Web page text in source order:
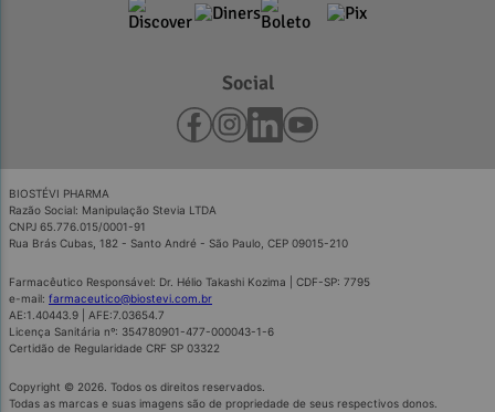
Social
BIOSTÉVI PHARMA
Razão Social: Manipulação Stevia LTDA
CNPJ 65.776.015/0001-91
Rua Brás Cubas, 182 - Santo André - São Paulo, CEP 09015-210
Farmacêutico Responsável: Dr. Hélio Takashi Kozima | CDF-SP: 7795
e-mail: farmaceutico@biostevi.com.br
AE:1.40443.9 | AFE:7.03654.7
Licença Sanitária nº: 354780901-477-000043-1-6
Certidão de Regularidade CRF SP 03322
Copyright © 2026. Todos os direitos reservados.
Todas as marcas e suas imagens são de propriedade de seus respectivos donos.